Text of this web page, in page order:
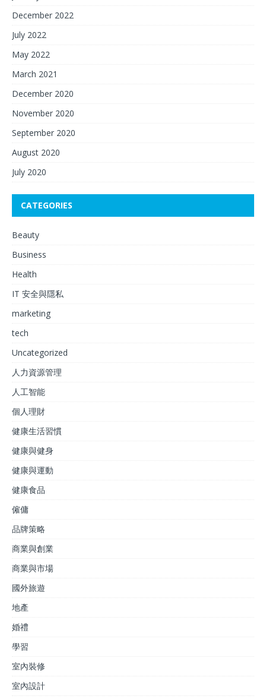
December 2022
July 2022
May 2022
March 2021
December 2020
November 2020
September 2020
August 2020
July 2020
CATEGORIES
Beauty
Business
Health
IT 安全與隱私
marketing
tech
Uncategorized
人力資源管理
人工智能
個人理財
健康生活習慣
健康與健身
健康與運動
健康食品
僱傭
品牌策略
商業與創業
商業與市場
國外旅遊
地產
婚禮
學習
室內裝修
室內設計